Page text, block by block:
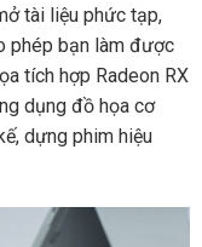
tài liệu phức tạp,
phép bạn làm được
tích hợp Radeon RX
dụng đồ họa cơ
dựng phim hiệu